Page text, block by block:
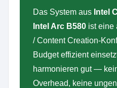
Das System aus Intel
Intel Arc B580 ist eine
/ Content Creation-
Budget effizient
harmonieren gut —
Overhead, keine